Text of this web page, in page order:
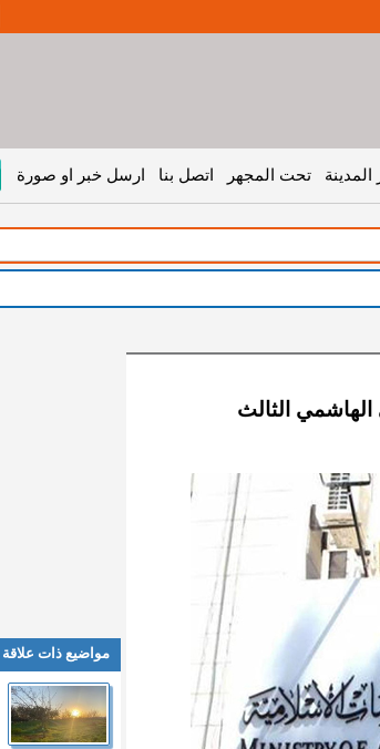
المدينة تحت المجهر اتصل بنا ارسل خبر او صورة
الهاشمي الثالث
مواضيع ذات علاقة